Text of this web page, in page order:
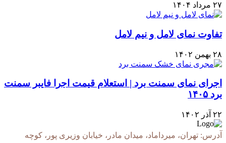
۲۷ مرداد ۱۴۰۴
تفاوت نمای لامل و نیم لامل
۲۸ بهمن ۱۴۰۲
اجرای نمای سمنت برد | استعلام قیمت اجرا فایبر سمنت
برد ۱۴۰۵
۲۲ آذر ۱۴۰۲
آدرس: تهران، میرداماد، میدان مادر، خیابان وزیری پور، کوچه